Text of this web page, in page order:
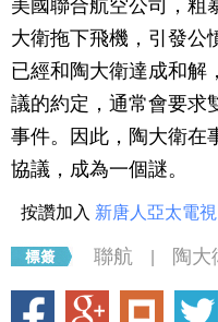
美國聯合航空公司，粗
大衛拖下飛機，引發公
已經和陶大衛達成和解
議的約定，通常會要求
事件。因此，陶大衛在
協議，成為一個謎。
按讚加入 新唐人亞太電
聯航 陶大